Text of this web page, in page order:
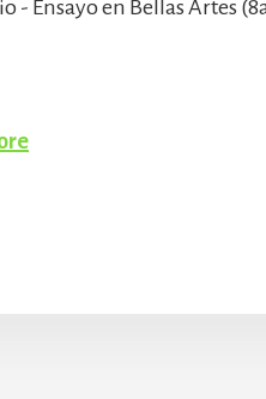
- Ensayo en Bellas Artes